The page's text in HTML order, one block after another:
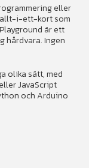
eller
allt-i-ett-kort som
är ett
hårdvara. Ingen
olika sätt, med
JavaScript
och Arduino